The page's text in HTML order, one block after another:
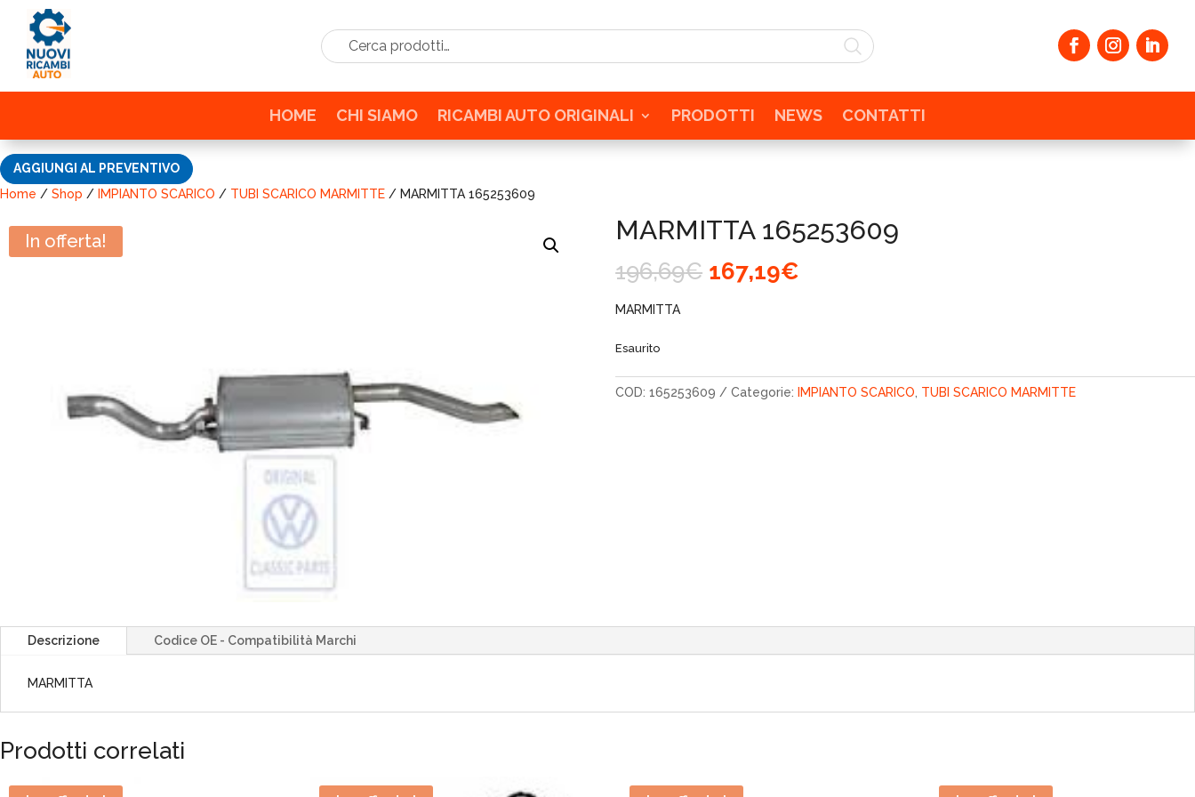
Cerca prodotti…
HOME CHI SIAMO RICAMBI AUTO ORIGINALI PRODOTTI NEWS CONTATTI
AGGIUNGI AL PREVENTIVO
Home / Shop / IMPIANTO SCARICO / TUBI SCARICO MARMITTE / MARMITTA 165253609
In offerta! MARMITTA 165253609
196,69€ Il
prezzo
167,19€
MARMITTA
Esaurito
COD:165253609 Categorie: IMPIANTO SCARICO, TUBI SCARICO MARMITTE
Descrizione Codice OE - Compatibilità Marchi
MARMITTA
Prodotti correlati